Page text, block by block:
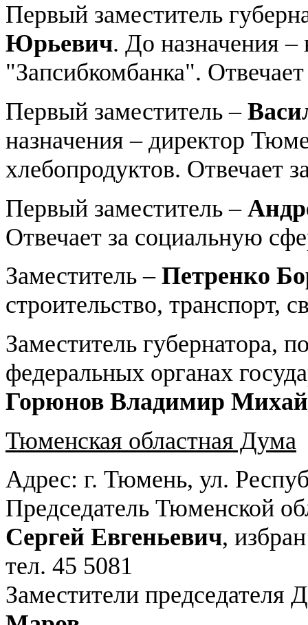
Первый заместитель
Юрьевич. До назначения –
"Запсибкомбанка".
Первый заместитель –
назначения – директор
хлебопродуктов. Отвечает
Первый заместитель –
Отвечает за социальную
Заместитель – Петренко
строительство, транспорт,
Заместитель губернатора,
федеральных органах
Горюнов Владимир
Тюменская областная Дума
Адрес: г. Тюмень, ул.
Председатель Тюменской
Сергей Евгеньевич,
тел. 45 5081
Заместители